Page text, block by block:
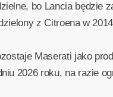
bo Lancia będzie
z Citroena w
Maserati jako
2026 roku, na razie